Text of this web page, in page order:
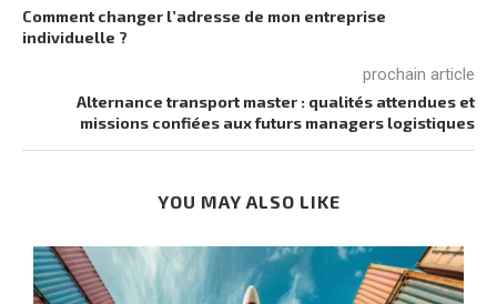
Comment changer l’adresse de mon entreprise
individuelle ?
prochain article
Alternance transport master : qualités attendues et
missions confiées aux futurs managers logistiques
YOU MAY ALSO LIKE